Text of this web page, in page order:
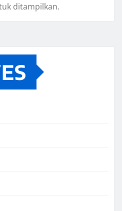
ditampilkan.